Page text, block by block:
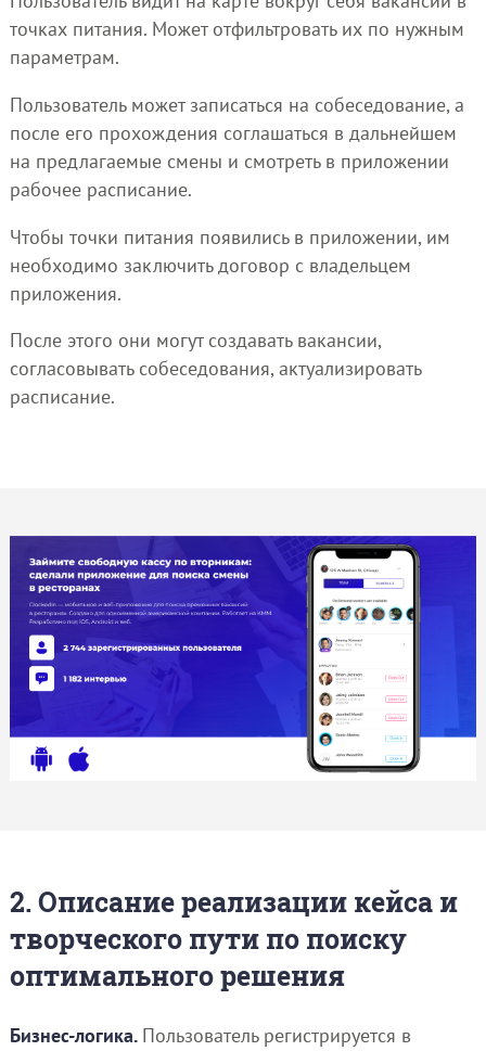
точках питания. Может отфильтровать их по нужным
параметрам.
Пользователь может записаться на собеседование, а
после его прохождения соглашаться в дальнейшем
на предлагаемые смены и смотреть в приложении
рабочее расписание.
Чтобы точки питания появились в приложении, им
необходимо заключить договор с владельцем
приложения.
После этого они могут создавать вакансии,
согласовывать собеседования, актуализировать
расписание.
2. Описание реализации кейса и
творческого пути по поиску
оптимального решения
Бизнес-логика. Пользователь регистрируется в